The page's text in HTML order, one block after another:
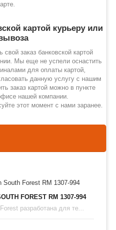
картой курьеру или
заказ банковской картой
Мы еще не успели оснастить
для оплаты картой,
данную услугу с нашим
заказ картой можно в пункте
нашей компании.
этот момент с нами заранее.
FOREST RM 1307-994
разработана для те...